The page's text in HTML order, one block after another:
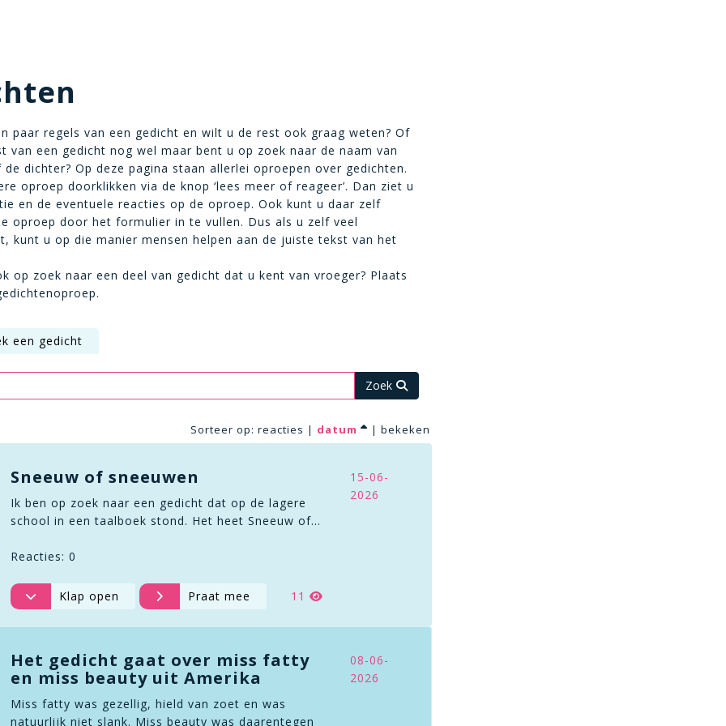
paar regels van een gedicht en wilt u de rest ook graag weten? Of
van een gedicht nog wel maar bent u op zoek naar de naam van
dichter? Op deze pagina staan allerlei oproepen over gedichten.
oproep doorklikken via de knop ‘lees meer of reageer’. Dan ziet u
en de eventuele reacties op de oproep. Ook kunt u daar zelf
oproep door het formulier in te vullen. Dus als u zelf veel
kunt u op die manier mensen helpen aan de juiste tekst van het
op zoek naar een deel van gedicht dat u kent van vroeger? Plaats
een gedicht
Sorteer op: reacties | datum | bekeken
Sneeuw of sneeuwen
Ik ben op zoek naar een gedicht dat op de lagere
school in een taalboek stond. Het heet Sneeuw of…
Reacties: 0
15-06-
2026
Klap open Praat mee 11
Het gedicht gaat over miss fatty
en miss beauty uit Amerika
Miss fatty was gezellig, hield van zoet en was
natuurlijk niet slank. Miss beauty was daarentegen
08-06-
2026